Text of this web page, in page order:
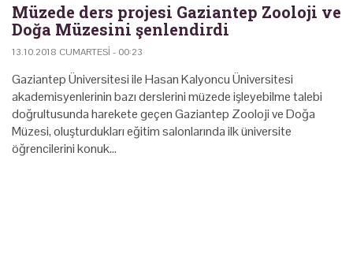
Müzede ders projesi Gaziantep Zooloji ve
Doğa Müzesini şenlendirdi
13.10.2018 CUMARTESI - 00:23
Gaziantep Üniversitesi ile Hasan Kalyoncu Üniversitesi
akademisyenlerinin bazı derslerini müzede işleyebilme talebi
doğrultusunda harekete geçen Gaziantep Zooloji ve Doğa
Müzesi, oluşturdukları eğitim salonlarında ilk üniversite
öğrencilerini konuk…